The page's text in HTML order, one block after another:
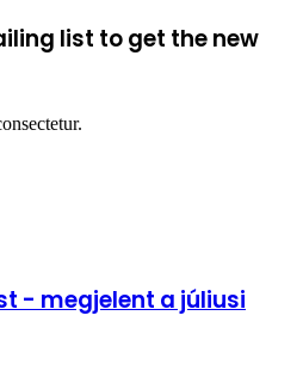
list to get the new
- megjelent a júliusi